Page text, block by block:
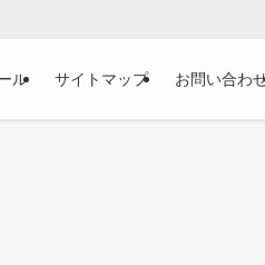
ル サイトマップ お問い合わ